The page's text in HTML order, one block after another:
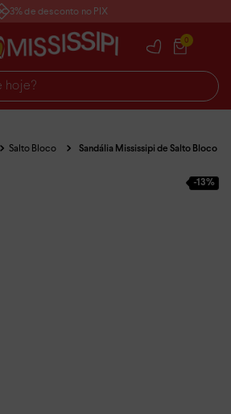
3% de desconto no PIX
0
Salto Bloco
Sandália Mississipi de Salto Bloco
-13%